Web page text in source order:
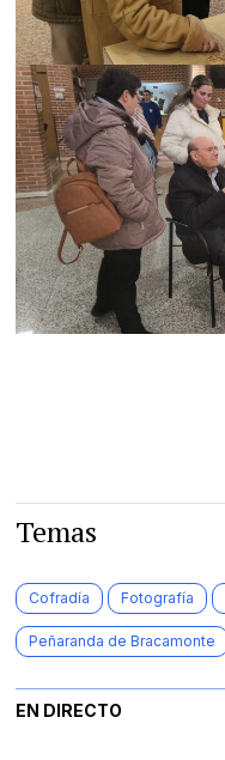
Temas
Cofradía Fotografía
Peñaranda de Bracamonte
EN DIRECTO